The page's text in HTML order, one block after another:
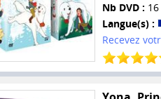
Nb DVD : 16
Langue(s) :
Recevez